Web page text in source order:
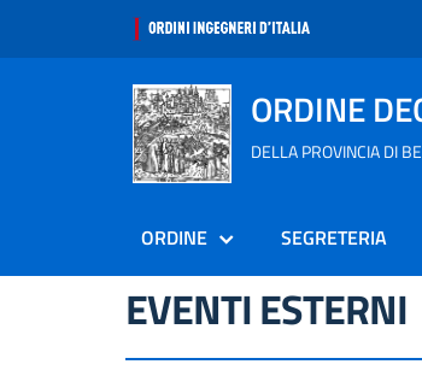
ORDINE
DELLA PROVINCIA DI
ORDINE SEGRETERIA
EVENTI ESTERNI